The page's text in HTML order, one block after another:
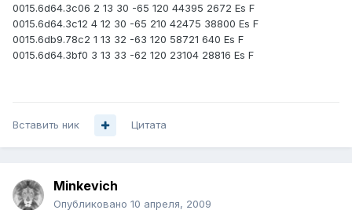
0015.6d64.3c06 2 13 30 -65 120 44395 2672 Es F
0015.6d64.3c12 4 12 30 -65 210 42475 38800 Es F
0015.6db9.78c2 1 13 32 -63 120 58721 640 Es F
0015.6d64.3bf0 3 13 33 -62 120 23104 28816 Es F
Вставить ник Цитата
Minkevich
Опубликовано 10 апреля, 2009